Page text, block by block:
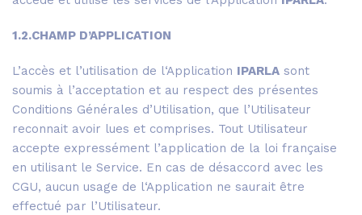
1.2.CHAMP D’APPLICATION
L’accès et l’utilisation de l‘Application IPARLA sont
soumis à l’acceptation et au respect des présentes
Conditions Générales d’Utilisation, que l’Utilisateur
reconnait avoir lues et comprises. Tout Utilisateur
accepte expressément l’application de la loi française
en utilisant le Service. En cas de désaccord avec les
CGU, aucun usage de l‘Application ne saurait être
effectué par l’Utilisateur.